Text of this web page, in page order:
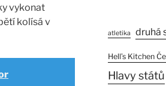
vykonat
kolísá v
atletika druhá
Hell’s Kitchen
Hlavy států